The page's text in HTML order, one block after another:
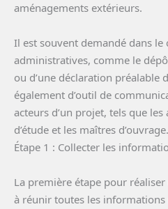
aménagements extérieurs.
Il est souvent demandé dans le
administratives, comme le
ou d’une déclaration préalable
également d’outil de
acteurs d’un projet, tels que
d’étude et les maîtres d’ouvrage.
Étape 1 : Collecter les
La première étape pour
à réunir toutes les